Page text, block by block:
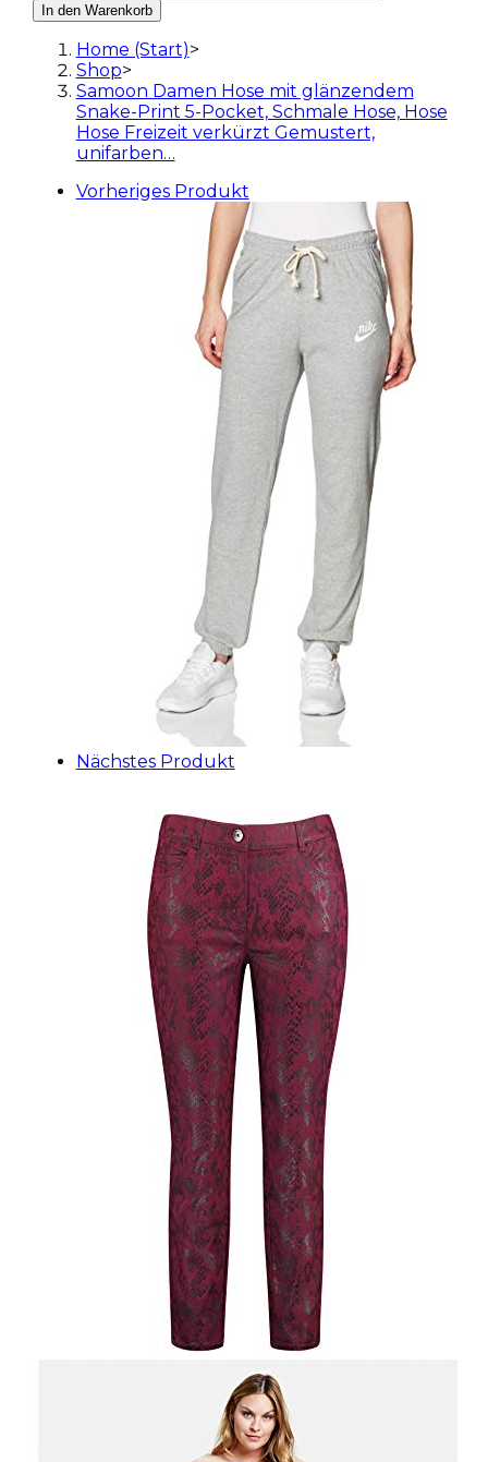
In den Warenkorb
Home (Start)>
Shop>
Samoon Damen Hose mit glänzendem
Snake-Print 5-Pocket, Schmale Hose, Hose
Hose Freizeit verkürzt Gemustert,
unifarben…
Vorheriges Produkt
Nächstes Produkt